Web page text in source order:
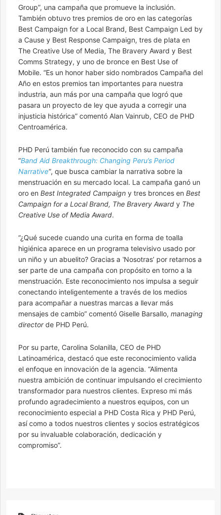
Group”, una campaña que promueve la inclusión.
También obtuvo tres premios de oro en las categorías
Best Campaign for a Local Brand, Best Campaign Led by
a Cause y Best Response Campaign, tres de plata en
The Creative Use of Media, The Bravery Award y Best
Comms Strategy, y uno de bronce en Best Use of
Mobile. “Es un honor haber sido nombrados Campaña del
Año en estos premios tan importantes para nuestra
industria, aun más por una campaña que logró que
pasara un proyecto de ley que ayuda a corregir una
injusticia histórica” comentó Alan Vainrub, CEO de PHD
Centroamérica.
PHD Perú también fue reconocido con su campaña
“Band Aid Breakthrough: Changing Peru’s Period
Narrative”, que busca cambiar la narrativa sobre la
menstruación en su mercado local. La campaña ganó un
oro en Best Integrated Campaign y tres bronces en Best
Campaign for a Local Brand, The Bravery Award y The
Creative Use of Media Award.
“¿Qué sucede cuando una curita en forma de toalla
higiénica aparece en un programa televisivo usado por
un niño y un abuelito? Gracias a ‛Nosotras’ por retarnos a
ser parte de una campaña con propósito en torno a la
menstruación. Este reconocimiento nos impulsa a seguir
conectando inteligentemente a través de los medios
para acompañar a nuestras marcas a llevar más
mensajes de cambio” comentó Giselle Barsallo, managing
directorde PHD Perú.
Por su parte, Carolina Solanilla, CEO de PHD
Latinoamérica, destacó que este reconocimiento valida
el enfoque en innovación de la agencia. “Alimenta
nuestra ambición de continuar impulsando el crecimiento
transformador para nuestros clientes. Expreso mi más
profundo agradecimiento a nuestros equipos, con un
reconocimiento especial a PHD Costa Rica y PHD Perú,
así como a todos nuestros clientes y socios estratégicos
por su invaluable colaboración, dedicación y
compromiso”.